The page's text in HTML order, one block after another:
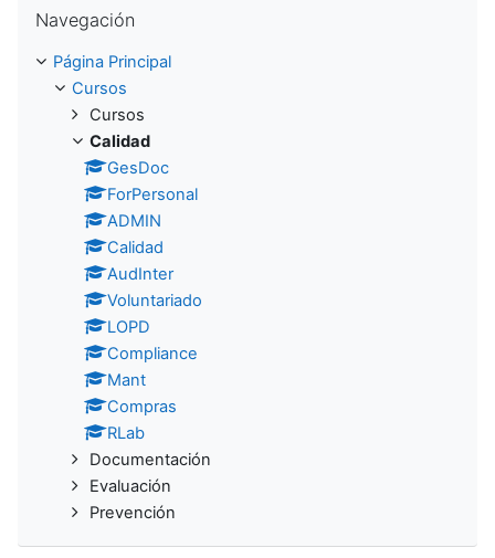
Navegación
Página Principal
Cursos
Cursos
Calidad
GesDoc
ForPersonal
ADMIN
Calidad
AudInter
Voluntariado
LOPD
Compliance
Mant
Compras
RLab
Documentación
Evaluación
Prevención